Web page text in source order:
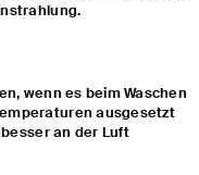
wenn es beim Waschen
ausgesetzt
an der Luft